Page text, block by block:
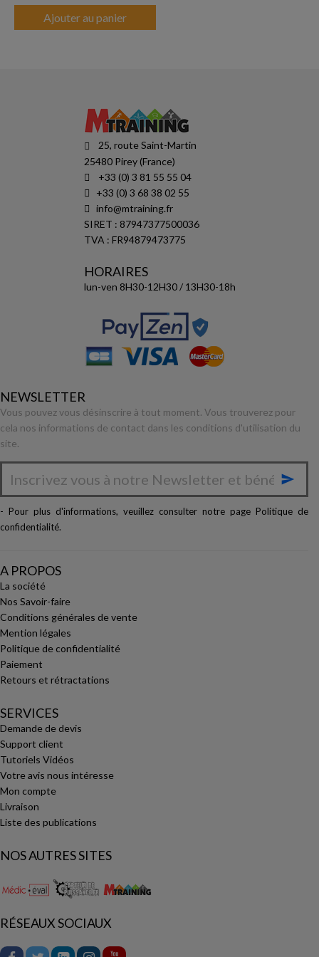
Ajouter au panier
25, route Saint-Martin
25480 Pirey (France)
+33 (0) 3 81 55 55 04
+33 (0) 3 68 38 02 55
info@mtraining.fr
SIRET : 87947377500036
TVA : FR94879473775
HORAIRES
lun-ven 8H30-12H30 / 13H30-18h
NEWSLETTER
Vous pouvez vous désinscrire à tout moment. Vous trouverez pour
cela nos informations de contact dans les conditions d'utilisation du
site.

- Pour plus d'informations, veuillez consulter notre page Politique de
confidentialité.
A PROPOS
La société
Nos Savoir-faire
Conditions générales de vente
Mention légales
Politique de confidentialité
Paiement
Retours et rétractations
SERVICES
Demande de devis
Support client
Tutoriels Vidéos
Votre avis nous intéresse
Mon compte
Livraison
Liste des publications
NOS AUTRES SITES
RÉSEAUX SOCIAUX